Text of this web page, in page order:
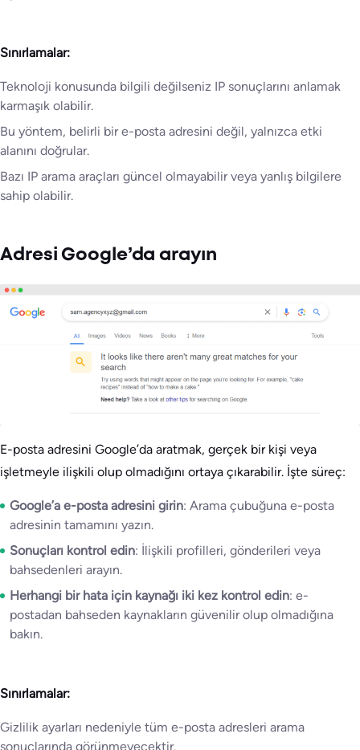
Sınırlamalar:
Teknoloji konusunda bilgili değilseniz IP sonuçlarını anlamak
karmaşık olabilir.
Bu yöntem, belirli bir e-posta adresini değil, yalnızca etki
alanını doğrular.
Bazı IP arama araçları güncel olmayabilir veya yanlış bilgilere
sahip olabilir.
Adresi Google’da arayın
E-posta adresini Google’da aratmak, gerçek bir kişi veya
işletmeyle ilişkili olup olmadığını ortaya çıkarabilir. İşte süreç:
Google’a e-posta adresini girin: Arama çubuğuna e-posta
adresinin tamamını yazın.
Sonuçları kontrol edin: İlişkili profilleri, gönderileri veya
bahsedenleri arayın.
Herhangi bir hata için kaynağı iki kez kontrol edin: e-
postadan bahseden kaynakların güvenilir olup olmadığına
bakın.
Sınırlamalar:
Gizlilik ayarları nedeniyle tüm e-posta adresleri arama
sonuçlarında görünmeyecektir.